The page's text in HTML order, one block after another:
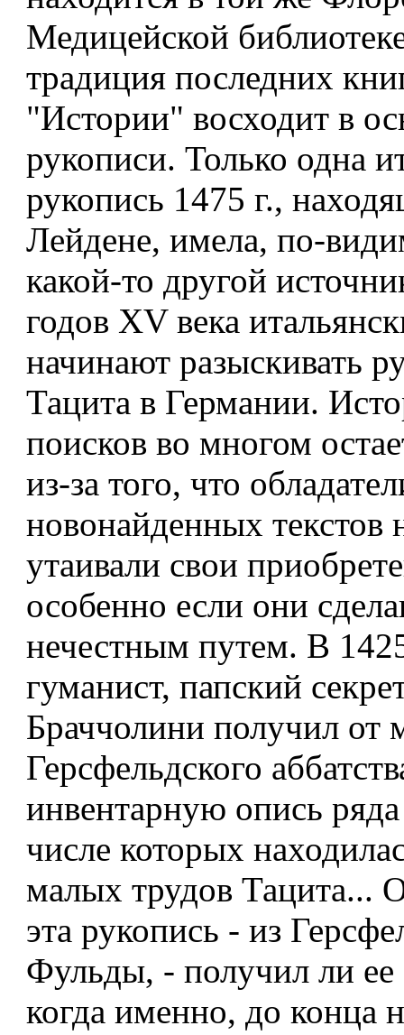
Медицейской
традиция последних
"Истории" восходит в
рукописи. Только одна
рукопись 1475 г.,
Лейдене, имела, по-
какой-то другой
годов XV века
начинают разыскивать
Тацита в Германии.
поисков во многом
из-за того, что
новонайденных текстов
утаивали свои
особенно если они
нечестным путем. В
гуманист, папский
Браччолини получил от
Герсфельдского
инвентарную опись
числе которых
малых трудов Тацита...
эта рукопись - из
Фульды, - получил ли
когда именно, до конца